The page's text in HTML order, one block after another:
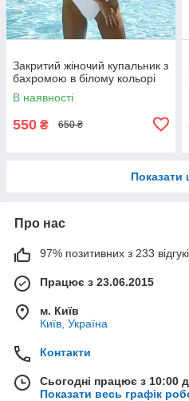
Закритий жіночий купальник з
бахромою в білому кольорі
В наявності
550 ₴ 650 ₴
Показати
Про нас
97% позитивних з 233
Працює з 23.06.2015
м. Київ
Київ, Україна
Контакти
Сьогодні працює з 10:00
Показати весь графік